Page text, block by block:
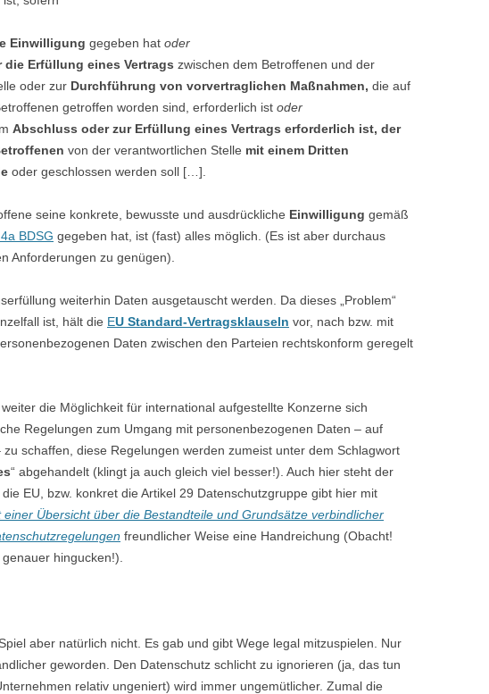
Einwilligung gegeben hat oder
die Erfüllung eines Vertrags zwischen dem Betroffenen und der
oder zur Durchführung von vorvertraglichen Maßnahmen, die auf
getroffen worden sind, erforderlich ist oder
Abschluss oder zur Erfüllung eines Vertrags erforderlich ist, der
von der verantwortlichen Stelle mit einem Dritten
oder geschlossen werden soll […].
seine konkrete, bewusste und ausdrückliche Einwilligung gemäß
BDSG gegeben hat, ist (fast) alles möglich. (Es ist aber durchaus
Anforderungen zu genügen).
weiterhin Daten ausgetauscht werden. Da dieses „Problem“
ist, hält die EU Standard-Vertragsklauseln vor, nach bzw. mit
Daten zwischen den Parteien rechtskonform geregelt
die Möglichkeit für international aufgestellte Konzerne sich
Regelungen zum Umgang mit personenbezogenen Daten – auf
zu schaffen, diese Regelungen werden zumeist unter dem Schlagwort
“ abgehandelt (klingt ja auch gleich viel besser!). Auch hier steht der
EU, bzw. konkret die Artikel 29 Datenschutzgruppe gibt hier mit
Übersicht über die Bestandteile und Grundsätze verbindlicher
freundlicher Weise eine Handreichung (Obacht!
hingucken!).
aber natürlich nicht. Es gab und gibt Wege legal mitzuspielen. Nur
geworden. Den Datenschutz schlicht zu ignorieren (ja, das tun
relativ ungeniert) wird immer ungemütlicher. Zumal die